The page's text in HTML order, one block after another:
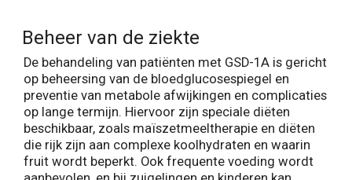
Beheer van de ziekte
De behandeling van patiënten met GSD-1A is gericht
op beheersing van de bloedglucosespiegel en
preventie van metabole afwijkingen en complicaties
op lange termijn. Hiervoor zijn speciale diëten
beschikbaar, zoals maïszetmeeltherapie en diëten
die rijk zijn aan complexe koolhydraten en waarin
fruit wordt beperkt. Ook frequente voeding wordt